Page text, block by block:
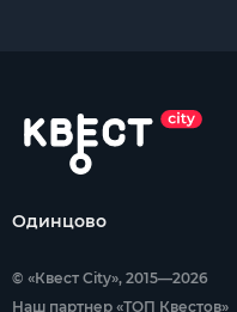
Одинцово
© «Квест City», 2015—2026
Наш партнер «ТОП Квестов»